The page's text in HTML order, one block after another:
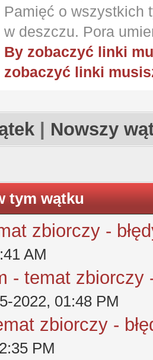
Pamięć o wszystkich
w deszczu. Pora
By zobaczyć linki
zobaczyć linki
Nowszy
tym wątku
zbiorczy -
AM
- temat zbiorczy
2022, 01:48 PM
zbiorczy -
PM